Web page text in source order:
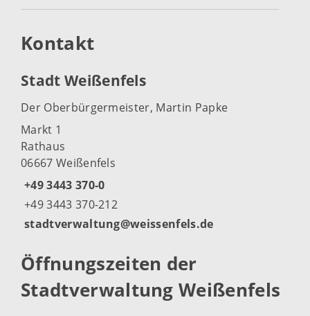
Kontakt
Stadt Weißenfels
Der Oberbürgermeister, Martin Papke
Markt 1
Rathaus
06667 Weißenfels
+49 3443 370-0
+49 3443 370-212
stadtverwaltung@weissenfels.de
Öffnungszeiten der
Stadtverwaltung Weißenfels